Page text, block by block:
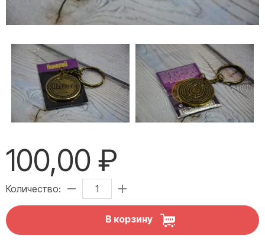
100,00 ₽
Количество:
В корзину